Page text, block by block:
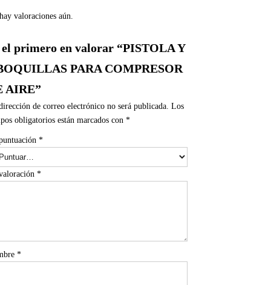
valoraciones aún.
el primero en valorar “PISTOLA Y
PARA COMPRESOR
AIRE”
de correo electrónico no será publicada. Los
obligatorios están marcados con *
*
*
*